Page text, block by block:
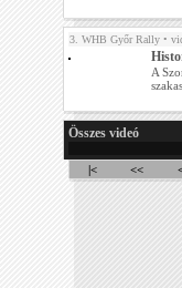
3. WHB Győr Rally •
A
Összes videó
|< <<